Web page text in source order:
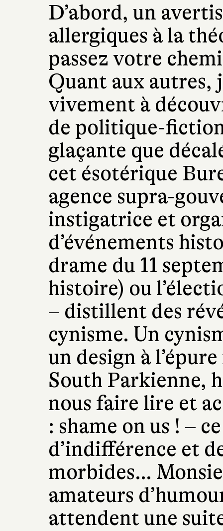
D’abord, un
allergiques à la
passez votre
Quant aux autres,
vivement à
de politique-
glaçante que
cet ésotérique
agence supra-
instigatrice et
d’événements
drame du 11
histoire) ou
– distillent des
cynisme. Un
un design à
South Parkienne,
nous faire lire et
: shame on us ! –
d’indifférence et
morbides…
amateurs
attendent une